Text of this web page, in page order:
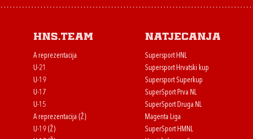
HNS.team
A reprezentacija
U-21
U-19
U-17
U-15
A reprezentacija (Ž)
U-19 (Ž)
Natjecanja
Supersport HNL
Supersport Hrvatski kup
Supersport Superkup
SuperSport Prva NL
SuperSport Druga NL
Magenta Liga
SuperSport HMNL